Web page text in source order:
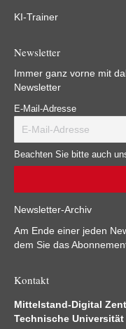
KI-Trainer
Newsletter
Immer ganz vorne mit
Newsletter
E-Mail-Adresse
Beachten Sie bitte auch
Newsletter-Archiv
Am Ende einer jeden
dem Sie das
Kontakt
Mittelstand-Digital
Technische Universität